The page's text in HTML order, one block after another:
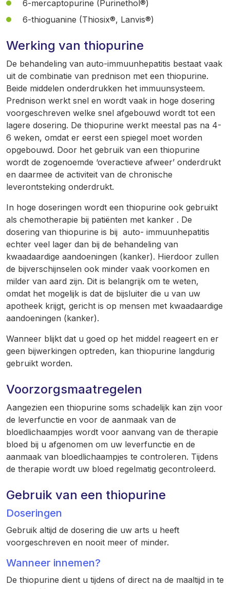
6-mercaptopurine (Purinethol®)
6-thioguanine (Thiosix®, Lanvis®)
Werking van thiopurine
De behandeling van auto-immuunhepatitis bestaat vaak
uit de combinatie van prednison met een thiopurine.
Beide middelen onderdrukken het immuunsysteem.
Prednison werkt snel en wordt vaak in hoge dosering
voorgeschreven welke snel afgebouwd wordt tot een
lagere dosering. De thiopurine werkt meestal pas na 4-
6 weken, omdat er eerst een spiegel moet worden
opgebouwd. Door het gebruik van een thiopurine
wordt de zogenoemde ‘overactieve afweer’ onderdrukt
en daarmee de activiteit van de chronische
leverontsteking onderdrukt.
In hoge doseringen wordt een thiopurine ook gebruikt
als chemotherapie bij patiënten met kanker . De
dosering van thiopurine is bij auto- immuunhepatitis
echter veel lager dan bij de behandeling van
kwaadaardige aandoeningen (kanker). Hierdoor zullen
de bijverschijnselen ook minder vaak voorkomen en
milder van aard zijn. Dit is belangrijk om te weten,
omdat het mogelijk is dat de bijsluiter die u van uw
apotheek krijgt, gericht is op mensen met kwaadaardige
aandoeningen (kanker).
Wanneer blijkt dat u goed op het middel reageert en er
geen bijwerkingen optreden, kan thiopurine langdurig
gebruikt worden.
Voorzorgsmaatregelen
Aangezien een thiopurine soms schadelijk kan zijn voor
de leverfunctie en voor de aanmaak van de
bloedlichaampjes wordt voor aanvang van de therapie
bloed bij u afgenomen om uw leverfunctie en de
aanmaak van bloedlichaampjes te controleren. Tijdens
de therapie wordt uw bloed regelmatig gecontroleerd.
Gebruik van een thiopurine
Doseringen
Gebruik altijd de dosering die uw arts u heeft
voorgeschreven en nooit meer of minder.
Wanneer innemen?
De thiopurine dient u tijdens of direct na de maaltijd in te